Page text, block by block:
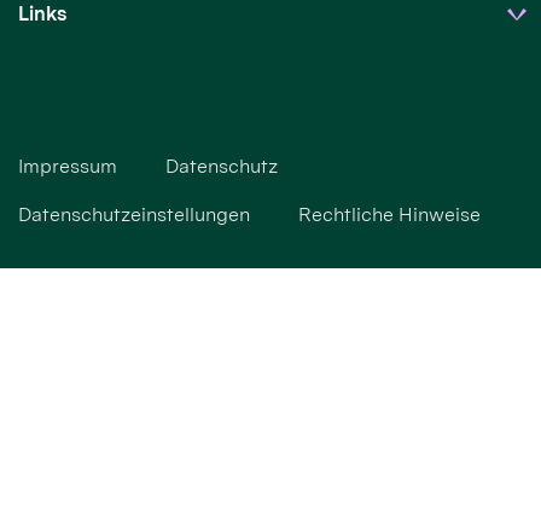
Links
Impressum Datenschutz
Datenschutzeinstellungen Rechtliche Hinweise